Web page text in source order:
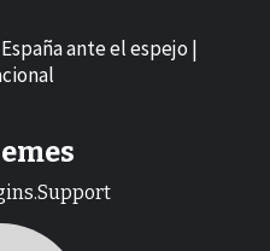
ante el espejo |